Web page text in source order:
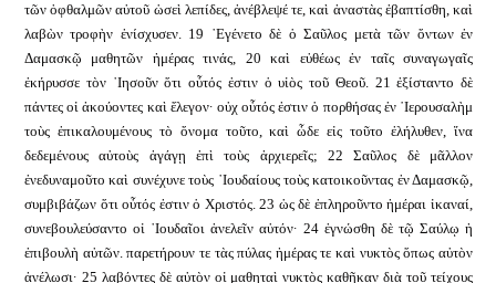
τῶν ὀφθαλμῶν αὐτοῦ ὡσεὶ λεπίδες, ἀνέβλεψέ τε, καὶ ἀναστὰς ἐβαπτίσθη, καὶ
λαβὼν τροφὴν ἐνίσχυσεν. 19 ᾿Εγένετο δὲ ὁ Σαῦλος μετὰ τῶν ὄντων ἐν
Δαμασκῷ μαθητῶν ἡμέρας τινάς, 20 καὶ εὐθέως ἐν ταῖς συναγωγαῖς
ἐκήρυσσε τὸν ᾿Ιησοῦν ὅτι οὗτός ἐστιν ὁ υἱὸς τοῦ Θεοῦ. 21 ἐξίσταντο δὲ
πάντες οἱ ἀκούοντες καὶ ἔλεγον· οὐχ οὗτός ἐστιν ὁ πορθήσας ἐν ῾Ιερουσαλὴμ
τοὺς ἐπικαλουμένους τὸ ὄνομα τοῦτο, καὶ ὧδε εἰς τοῦτο ἐλήλυθεν, ἵνα
δεδεμένους αὐτοὺς ἀγάγῃ ἐπὶ τοὺς ἀρχιερεῖς; 22 Σαῦλος δὲ μᾶλλον
ἐνεδυναμοῦτο καὶ συνέχυνε τοὺς ᾿Ιουδαίους τοὺς κατοικοῦντας ἐν Δαμασκῷ,
συμβιβάζων ὅτι οὗτός ἐστιν ὁ Χριστός. 23 ὡς δὲ ἐπληροῦντο ἡμέραι ἱκαναί,
συνεβουλεύσαντο οἱ ᾿Ιουδαῖοι ἀνελεῖν αὐτόν· 24 ἐγνώσθη δὲ τῷ Σαύλῳ ἡ
ἐπιβουλὴ αὐτῶν. παρετήρουν τε τὰς πύλας ἡμέρας τε καὶ νυκτὸς ὅπως αὐτὸν
ἀνέλωσι· 25 λαβόντες δὲ αὐτὸν οἱ μαθηταὶ νυκτὸς καθῆκαν διὰ τοῦ τείχους